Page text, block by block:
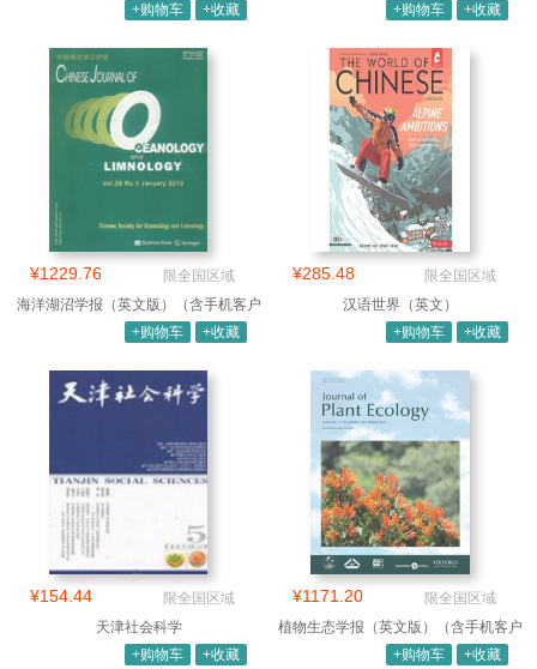
+购物车
+收藏
+购物车
+收藏
¥1229.76
限全国区域
海洋湖沼学报（英文版）（含手机客户
端）
+购物车 +收藏
¥285.48
限全国区域
汉语世界（英文）
+购物车
+收藏
¥154.44
限全国区域
天津社会科学
+购物车
+收藏
¥1171.20
限全国区域
植物生态学报（英文版）（含手机客户
端）
+购物车 +收藏